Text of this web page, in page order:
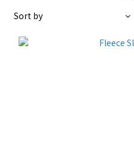
Sort by